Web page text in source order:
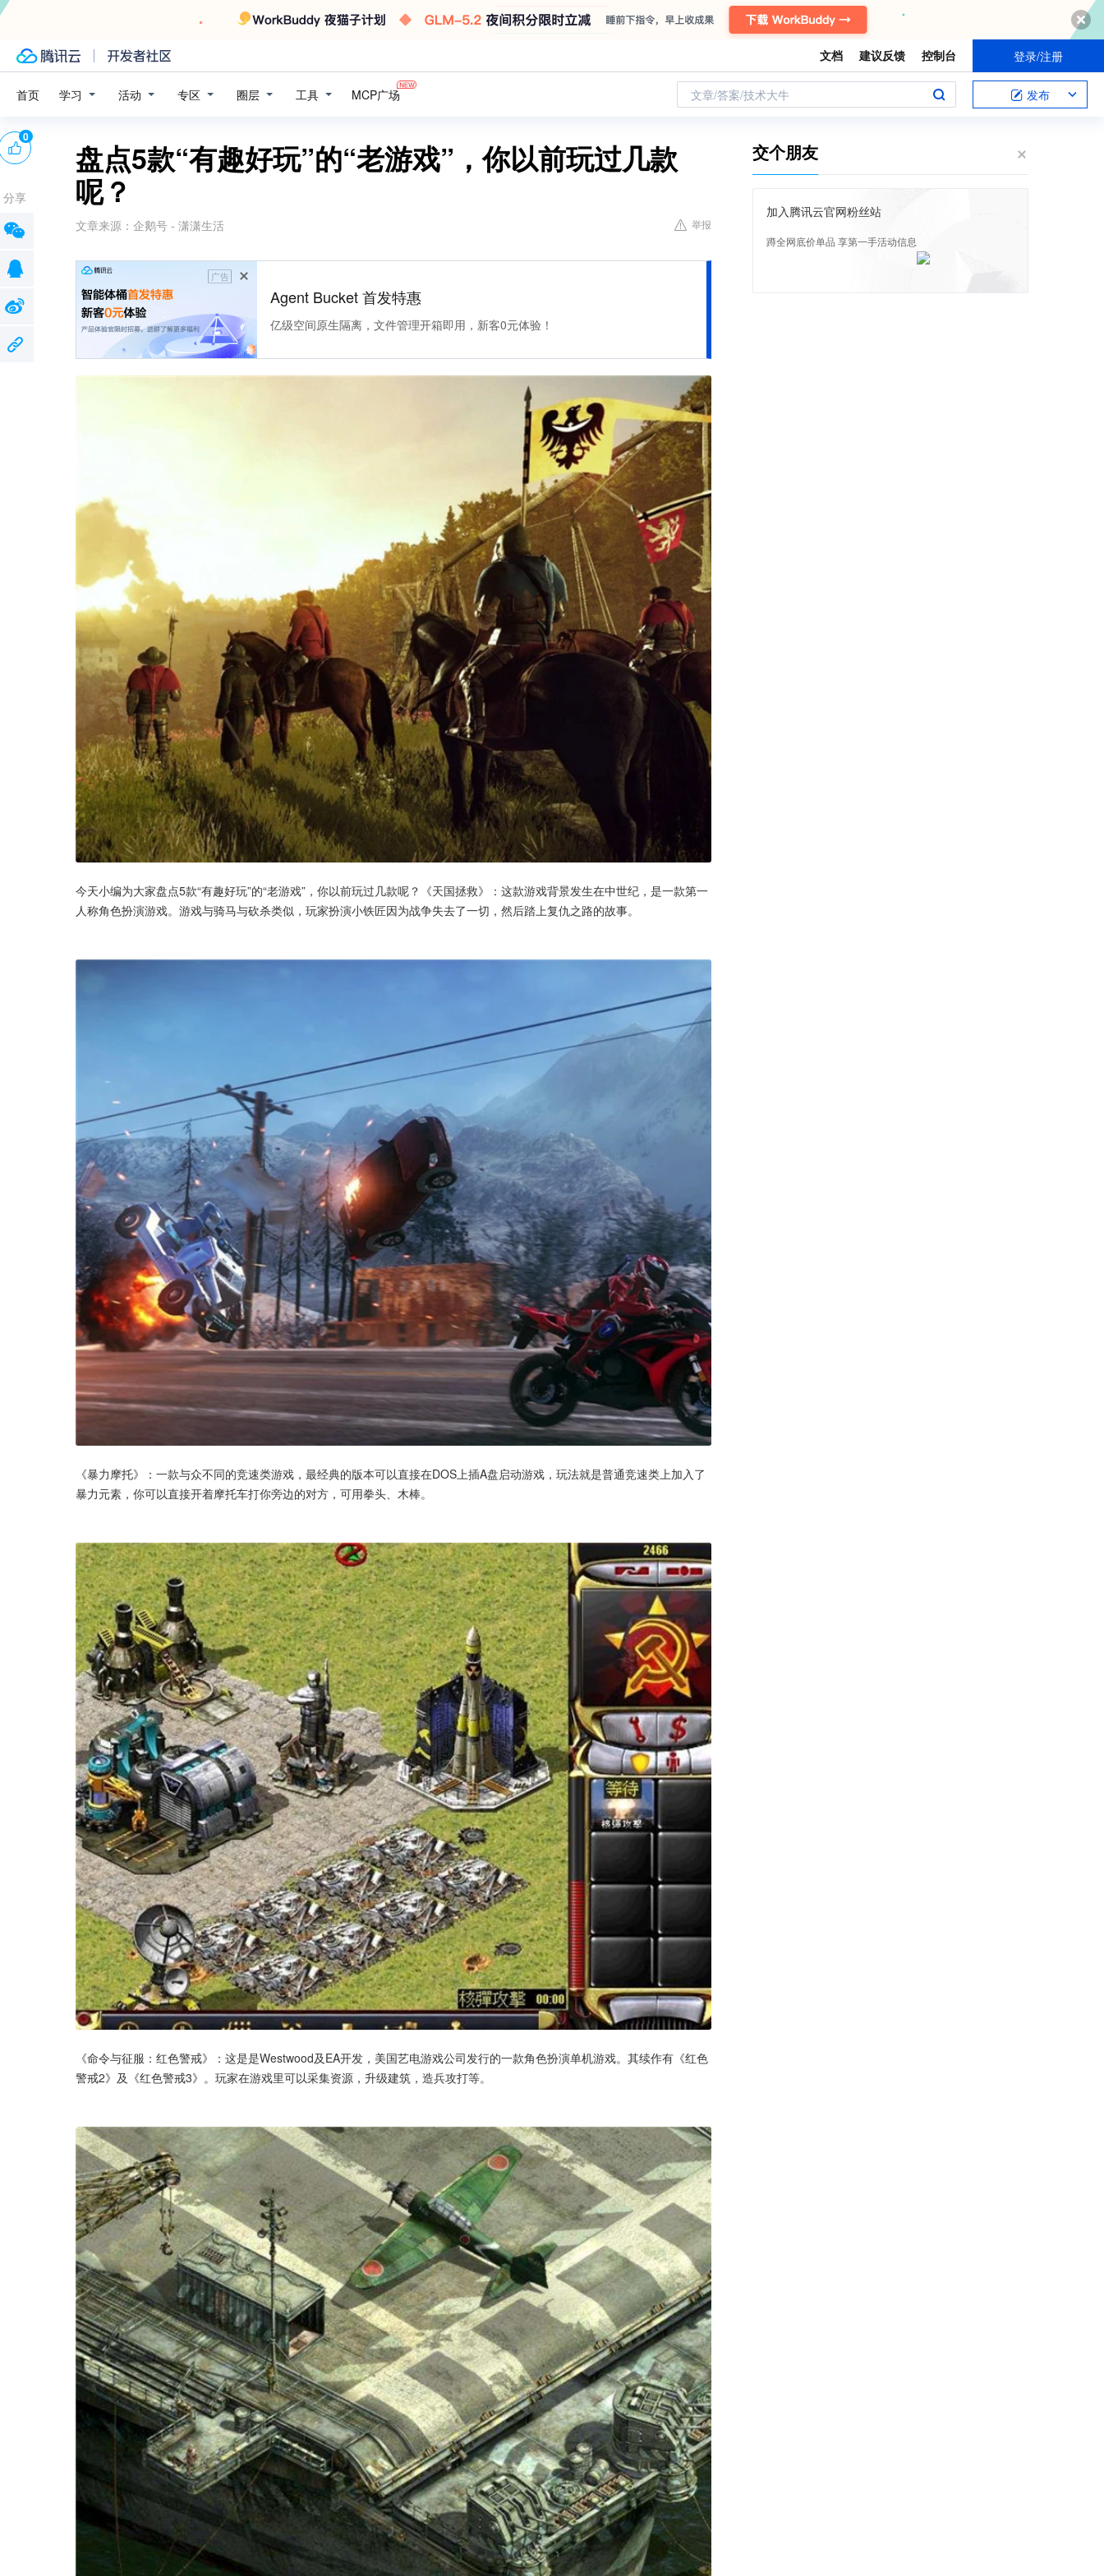
文档 建议反馈 控制台 登录/注册
首页 学习 活动 专区 圈层 工具 MCP广场 文章/答案/技术大牛 发布
盘点5款“有趣好玩”的“老游戏”，你以前玩过几款
呢？
文章来源： 企鹅号 - 潇潇生活 举报
广告
Agent Bucket 首发特惠
亿级空间原生隔离，文件管理开箱即用，新客0元体验！
今天小编为大家盘点5款“有趣好玩”的“老游戏”，你以前玩过几款呢？《天国拯救》：这款游戏背景发生在中世纪，是一款第一
人称角色扮演游戏。游戏与骑马与砍杀类似，玩家扮演小铁匠因为战争失去了一切，然后踏上复仇之路的故事。
《暴力摩托》：一款与众不同的竞速类游戏，最经典的版本可以直接在DOS上插A盘启动游戏，玩法就是普通竞速类上加入了
暴力元素，你可以直接开着摩托车打你旁边的对方，可用拳头、木棒。
《命令与征服：红色警戒》：这是是Westwood及EA开发，美国艺电游戏公司发行的一款角色扮演单机游戏。其续作有《红色
警戒2》及《红色警戒3》。玩家在游戏里可以采集资源，升级建筑，造兵攻打等。
0
分享
交个朋友
加入腾讯云官网粉丝站
蹲全网底价单品 享第一手活动信息